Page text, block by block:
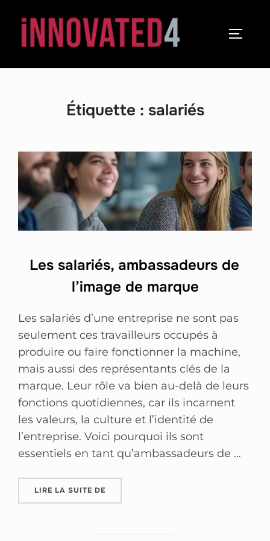
Étiquette : salariés
Les salariés, ambassadeurs de
l’image de marque
Les salariés d’une entreprise ne sont pas
seulement ces travailleurs occupés à
produire ou faire fonctionner la machine,
mais aussi des représentants clés de la
marque. Leur rôle va bien au-delà de leurs
fonctions quotidiennes, car ils incarnent
les valeurs, la culture et l’identité de
l’entreprise. Voici pourquoi ils sont
essentiels en tant qu’ambassadeurs de …
LIRE LA SUITE DE